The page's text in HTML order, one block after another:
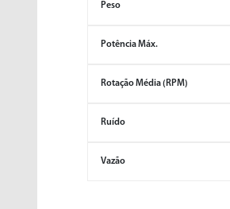
Peso
Potência Máx.
Rotação Média (RPM)
Ruído
Vazão